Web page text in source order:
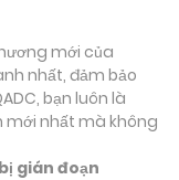
mới của
nhất, đảm bảo
bạn luôn là
mới nhất mà không
gián đoạn